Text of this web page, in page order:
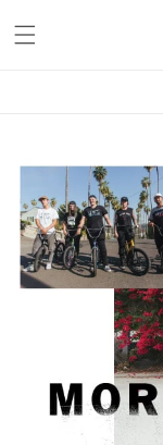
跳至內容